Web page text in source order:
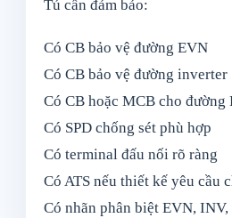
Tủ cần đảm bảo:
Có CB bảo vệ đường EVN
Có CB bảo vệ đường inverter
Có CB hoặc MCB cho đường
Có SPD chống sét phù hợp
Có terminal đấu nối rõ ràng
Có ATS nếu thiết kế yêu cầu
Có nhãn phân biệt EVN, INV,